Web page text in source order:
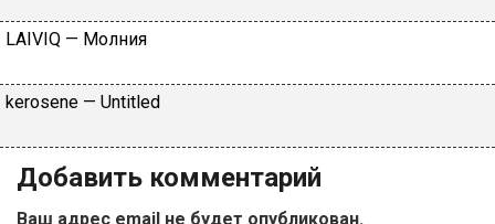
LАIVIQ — Moлния
​kеrоsеnе — Untitlеd
Добавить комментарий
Ваш адрес email не будет опубликован.